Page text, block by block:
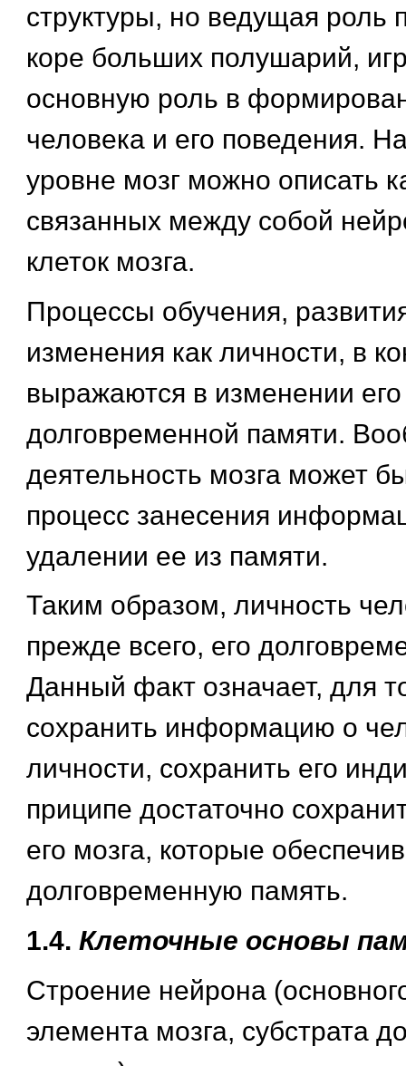
структуры, но ведущая роль
коре больших полушарий,
основную роль в
человека и его поведения.
уровне мозг можно описать
связанных между собой
клеток мозга.
Процессы обучения,
изменения как личности, в
выражаются в изменении его
долговременной памяти.
деятельность мозга может
процесс занесения
удалении ее из памяти.
Таким образом, личность
прежде всего, его
Данный факт означает, для
сохранить информацию о
личности, сохранить его
приципе достаточно
его мозга, которые
долговременную память.
1.4. Клеточные основы
Строение нейрона
элемента мозга, субстрата